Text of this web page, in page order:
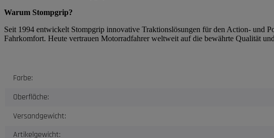
Warum Stompgrip?
Seit 1994 entwickelt Stompgrip innovative Traktionslösungen für den Action- und
Fahrkomfort. Heute vertrauen Motorradfahrer weltweit auf die bewährte Qualität
Produkteigenschaft
Wert
Farbe:
Oberfläche:
Versandgewicht:
Artikelgewicht: